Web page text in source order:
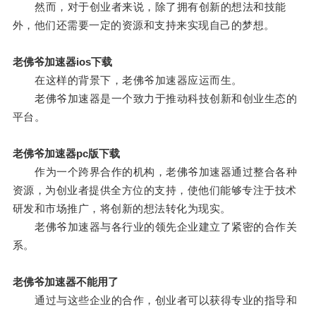
然而，对于创业者来说，除了拥有创新的想法和技能
外，他们还需要一定的资源和支持来实现自己的梦想。
老佛爷加速器ios下载
在这样的背景下，老佛爷加速器应运而生。
老佛爷加速器是一个致力于推动科技创新和创业生态的
平台。
老佛爷加速器pc版下载
作为一个跨界合作的机构，老佛爷加速器通过整合各种
资源，为创业者提供全方位的支持，使他们能够专注于技术
研发和市场推广，将创新的想法转化为现实。
老佛爷加速器与各行业的领先企业建立了紧密的合作关
系。
老佛爷加速器不能用了
通过与这些企业的合作，创业者可以获得专业的指导和